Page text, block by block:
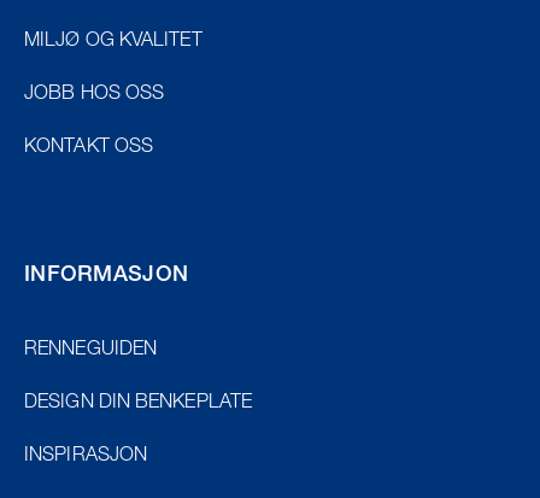
MILJØ OG KVALITET
JOBB HOS OSS
KONTAKT OSS
INFORMASJON
RENNEGUIDEN
DESIGN DIN BENKEPLATE
INSPIRASJON